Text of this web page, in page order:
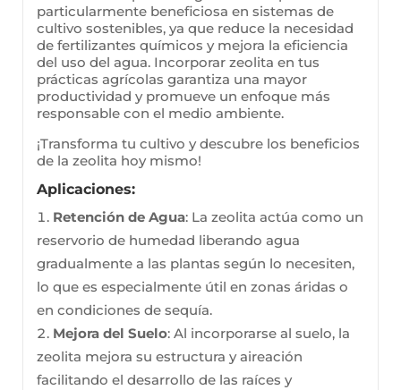
particularmente beneficiosa en sistemas de
cultivo sostenibles, ya que reduce la necesidad
de fertilizantes químicos y mejora la eficiencia
del uso del agua. Incorporar zeolita en tus
prácticas agrícolas garantiza una mayor
productividad y promueve un enfoque más
responsable con el medio ambiente.
¡Transforma tu cultivo y descubre los beneficios
de la zeolita hoy mismo!
Aplicaciones:
Retención de Agua: La zeolita actúa como un
reservorio de humedad liberando agua
gradualmente a las plantas según lo necesiten,
lo que es especialmente útil en zonas áridas o
en condiciones de sequía.
Mejora del Suelo: Al incorporarse al suelo, la
zeolita mejora su estructura y aireación
facilitando el desarrollo de las raíces y